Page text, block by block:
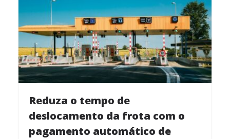
Reduza o tempo de
deslocamento da frota com o
pagamento automático de